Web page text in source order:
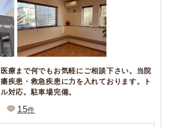
療まで何でもお気軽にご相談下さい。当院
疾患・救急疾患に力を入れております。ト
対応。駐車場完備。
15件